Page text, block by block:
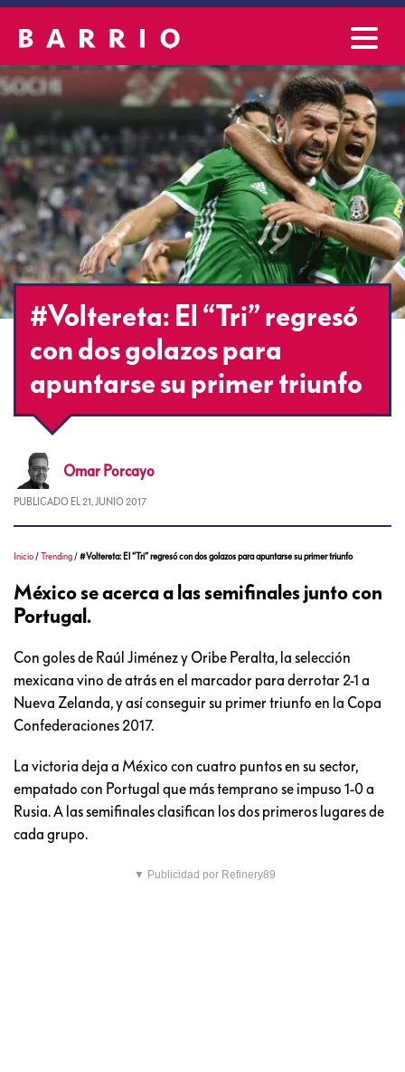
#Voltereta: El “Tri” regresó
con dos golazos para
apuntarse su primer triunfo
Omar Porcayo
PUBLICADO EL 21, JUNIO 2017
Inicio /Trending /#Voltereta: El “Tri” regresó con dos golazos para apuntarse su primer triunfo
México se acerca a las semifinales junto con
Portugal.
Con goles de Raúl Jiménez y Oribe Peralta, la selección
mexicana vino de atrás en el marcador para derrotar 2-1 a
Nueva Zelanda, y así conseguir su primer triunfo en la Copa
Confederaciones 2017.
La victoria deja a México con cuatro puntos en su sector,
empatado con Portugal que más temprano se impuso 1-0 a
Rusia. A las semifinales clasifican los dos primeros lugares de
cada grupo.
▼ Publicidad por Refinery89